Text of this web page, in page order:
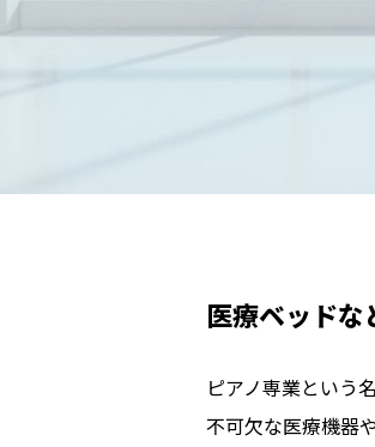
医療ベッド
ピアノ専業という
不可欠な医療機器